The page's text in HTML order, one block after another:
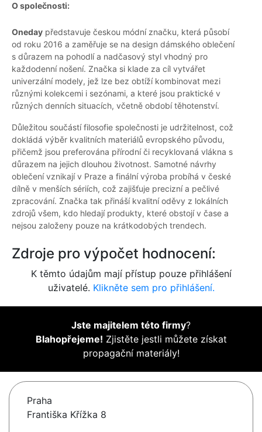
O společnosti:
Oneday představuje českou módní značku, která působí
od roku 2016 a zaměřuje se na design dámského oblečení
s důrazem na pohodlí a nadčasový styl vhodný pro
každodenní nošení. Značka si klade za cíl vytvářet
univerzální modely, jež lze bez obtíží kombinovat mezi
různými kolekcemi i sezónami, a které jsou praktické v
různých denních situacích, včetně období těhotenství.
Důležitou součástí filosofie společnosti je udržitelnost, což
dokládá výběr kvalitních materiálů evropského původu,
přičemž jsou preferována přírodní či recyklovaná vlákna s
důrazem na jejich dlouhou životnost. Samotné návrhy
oblečení vznikají v Praze a finální výroba probíhá v české
dílně v menších sériích, což zajišťuje precizní a pečlivé
zpracování. Značka tak přináší kvalitní oděvy z lokálních
zdrojů všem, kdo hledají produkty, které obstojí v čase a
nejsou založeny pouze na krátkodobých trendech.
Zdroje pro výpočet hodnocení:
K těmto údajům mají přístup pouze přihlášení
uživatelé. Klikněte sem pro přihlášení.
Jste majitelem této firmy?
Blahopřejeme! Zjistěte jestli můžete získat
propagační materiály!
Praha
Františka Křížka 8